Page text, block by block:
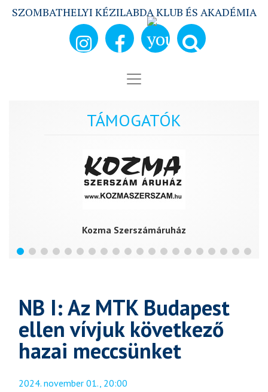
SZOMBATHELYI KÉZILABDA KLUB ÉS AKADÉMIA
TÁMOGATÓK
Kozma Szerszámáruház
NB I: Az MTK Budapest
ellen vívjuk következő
hazai meccsünket
2024. november 01., 20:00